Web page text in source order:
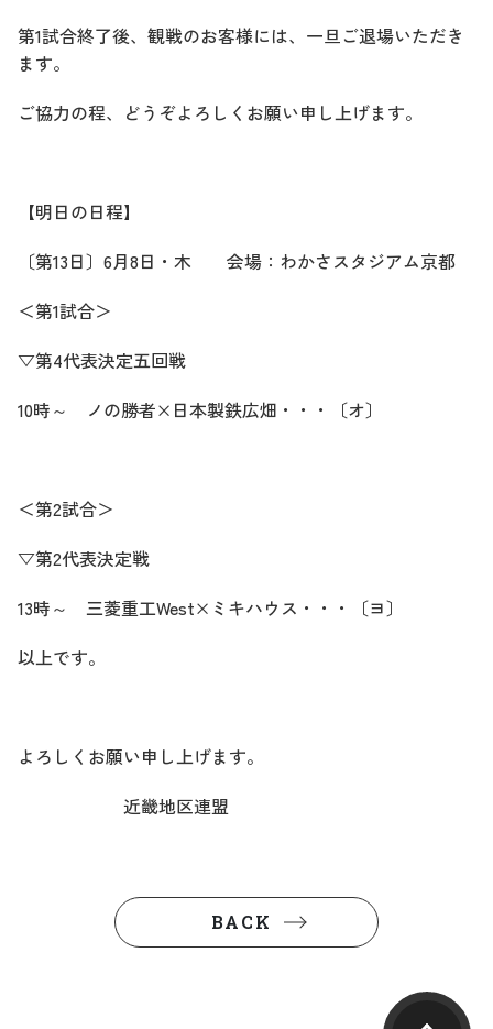
第1試合終了後、観戦のお客様には、一旦ご退場いただき
ます。
ご協力の程、どうぞよろしくお願い申し上げます。
【明日の日程】
〔第13日〕 6月8日・木 会場：わかさスタジアム京都
＜第1試合＞
▽第4代表決定五回戦
10時～ ノの勝者× 日本製鉄広畑・・・〔オ〕
＜第2試合＞
▽第2代表決定戦
13時～ 三菱重工West× ミキハウス・・・〔ヨ〕
以上です。
よろしくお願い申し上げます。
近畿地区連盟
BACK